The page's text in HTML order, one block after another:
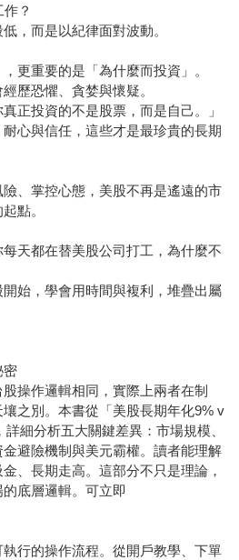
？
，而是以紀律面對波動。
更重要的是「為什麼而投資」。
歷恐懼、貪婪與懷疑。
正投資的不是股票，而是自己。」
心與信任，這些才是最珍貴的長期
、掌控心態，美股不再是遙遠的市
點。
天都在替美股公司打工，為什麼不
始，學會用時間與複利，堆疊出屬
密
操作邏輯相同，實際上兩者在制
之別。本書從「美股長期年化9% v
細分析五大關鍵差異：市場規模、
避險機制與美元霸權。讀者能理解
、長期走高。這部分不只是理論，
底層邏輯。可立即
行的操作流程。從開戶教學、下單